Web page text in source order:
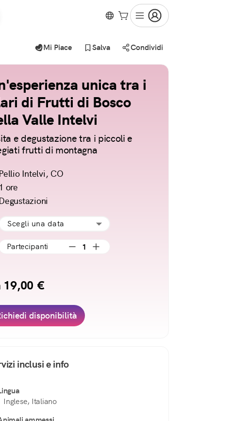
Mi Piace Salva Condividi
unica tra i
di Frutti di Bosco
Valle Intelvi
e degustazione tra i piccoli e
frutti di montagna
Intelvi, CO
1 ore
Scegli una data
Partecipanti 1
19,00 €
disponibilità
inclusi e info
Inglese, Italiano